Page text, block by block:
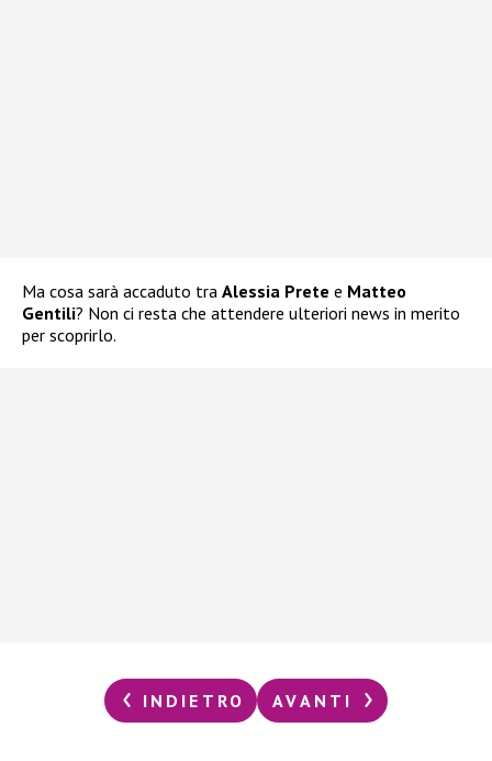
Ma cosa sarà accaduto tra Alessia Prete e Matteo
Gentili? Non ci resta che attendere ulteriori news in merito
per scoprirlo.
INDIETRO AVANTI